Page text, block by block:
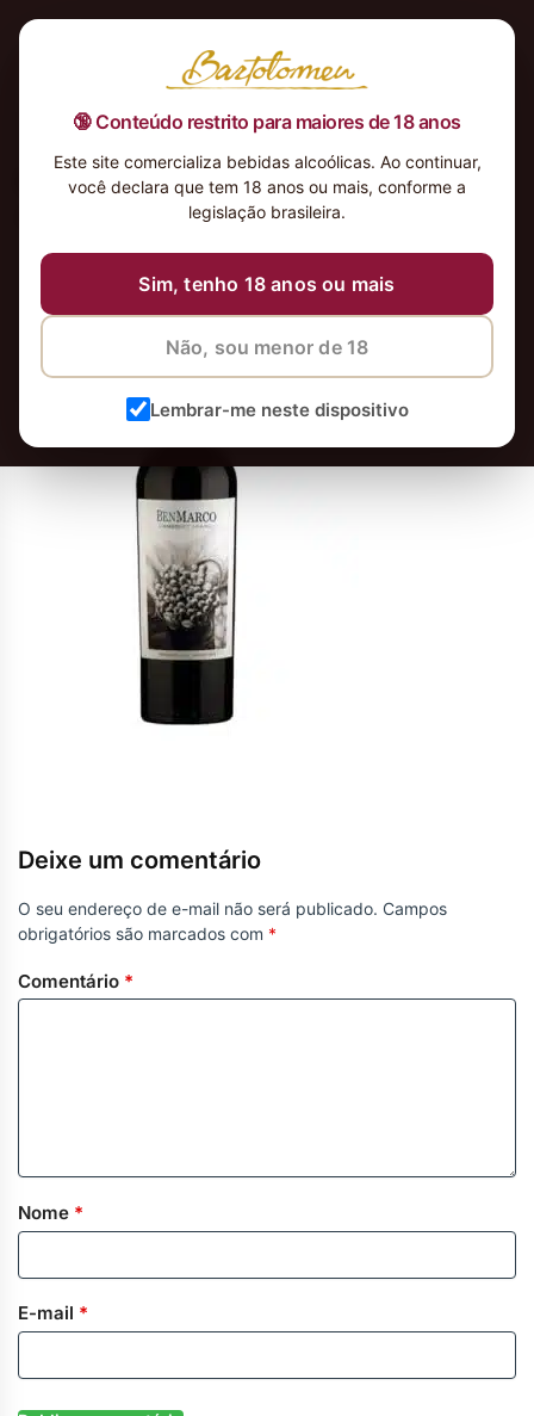
🔞 Conteúdo restrito para maiores de 18 anos
Este site comercializa bebidas alcoólicas. Ao continuar,
você declara que tem 18 anos ou mais, conforme a
legislação brasileira.
Sim, tenho 18 anos ou mais
Não, sou menor de 18
Lembrar-me neste dispositivo
BenMarco Cabernet Franc 2017
17 de setembro de 2021
Deixe um comentário
O seu endereço de e-mail não será publicado. Campos
obrigatórios são marcados com *
Comentário *
Nome *
E-mail *